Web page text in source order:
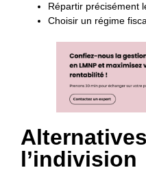
Répartir précisément
Choisir un régime
l’indivision